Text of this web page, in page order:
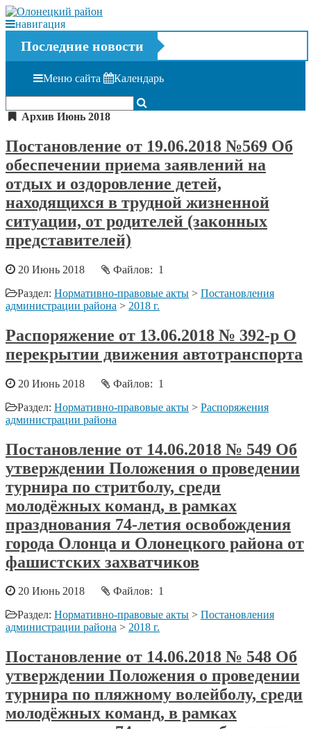
навигация
Последние новости
Меню сайта Календарь
Архив Июнь 2018
Постановление от 19.06.2018 №569 Об
обеспечении приема заявлений на
отдых и оздоровление детей,
находящихся в трудной жизненной
ситуации, от родителей (законных
представителей)
20 Июнь 2018
Файлов: 1
Раздел: Нормативно-правовые акты > Постановления
администрации района > 2018 г.
Распоряжение от 13.06.2018 № 392-р О
перекрытии движения автотранспорта
20 Июнь 2018
Файлов: 1
Раздел: Нормативно-правовые акты > Распоряжения
администрации района
Постановление от 14.06.2018 № 549 Об
утверждении Положения о проведении
турнира по стритболу, среди
молодёжных команд, в рамках
празднования 74-летия освобождения
города Олонца и Олонецкого района от
фашистских захватчиков
20 Июнь 2018
Файлов: 1
Раздел: Нормативно-правовые акты > Постановления
администрации района > 2018 г.
Постановление от 14.06.2018 № 548 Об
утверждении Положения о проведении
турнира по пляжному волейболу, среди
молодёжных команд, в рамках